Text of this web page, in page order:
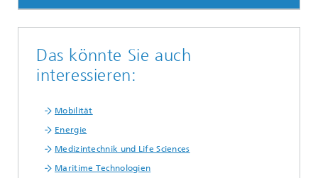
Das könnte Sie auch
interessieren:
Mobilität
Energie
Medizintechnik und Life Sciences
Maritime Technologien